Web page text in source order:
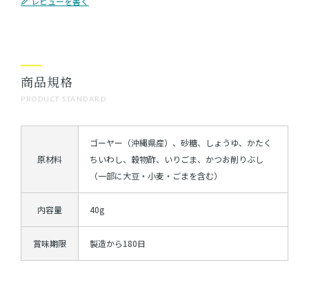
PRODUCT STANDARD
商品規格
原材料
ゴーヤー（沖縄県産）、砂糖、しょうゆ、かたく
ちいわし、穀物酢、いりごま、かつお削りぶし
（一部に大豆・小麦・ごまを含む）
内容量 40g
賞味期限 製造から180日